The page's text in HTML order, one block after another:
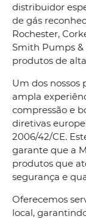
distribuidor
de gás
Rochester,
Smith Pumps &
produtos de
Um dos nossos
ampla
compressão e
diretivas
2006/42/CE.
garante que a
produtos que
segurança e
Oferecemos
local,